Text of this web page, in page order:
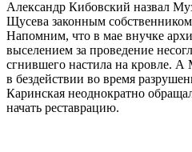
Александр Кибовский назвал
Щусева законным
Напомним, что в мае внучке
выселением за проведение
сгнившего настила на кровле. А
в бездействии во время
Каринская неоднократно
начать реставрацию.